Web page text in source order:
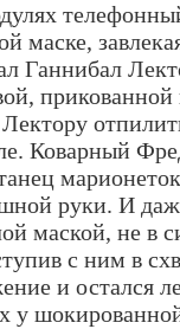
маске,
Ганнибал
Коварный
руки. И
маской, не в
с ним в
и остался
у